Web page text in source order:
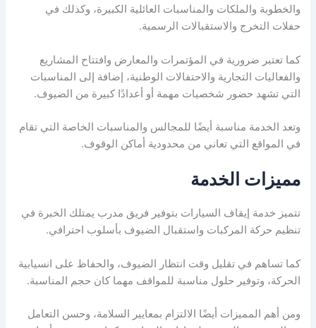
والخطوبة والملكات والمناسبات العائلية الكبيرة، وكذلك في
حفلات التخرج والاستقبالات الرسمية.
كما تعتبر ضرورية في المؤتمرات والمعارض وافتتاح المشاريع
والفعاليات التجارية والاحتفالات الوطنية، إضافة إلى المناسبات
التي تشهد حضور شخصيات مهمة أو أعدادًا كبيرة من الضيوف.
وتعد الخدمة مناسبة أيضًا للمجالس والمناسبات الخاصة التي تقام
في المواقع التي تعاني من محدودية أماكن الوقوف.
مميزات الخدمة
تتميز خدمة إيقاف السيارات بتوفير فريق مدرب يمتلك الخبرة في
تنظيم حركة المركبات واستقبال الضيوف بأسلوب احترافي.
كما تساهم في تقليل وقت انتظار الضيوف، والحفاظ على انسيابية
الحركة، وتوفير حلول مناسبة للمواقف مهما كان حجم المناسبة.
ومن أهم المميزات أيضًا الالتزام بمعايير السلامة، وحسن التعامل